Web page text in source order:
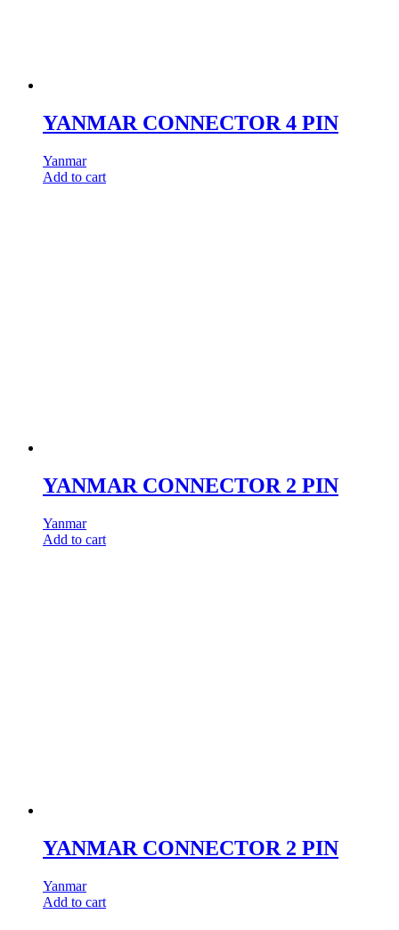
YANMAR CONNECTOR 4 PIN
Yanmar
Add to cart
YANMAR CONNECTOR 2 PIN
Yanmar
Add to cart
YANMAR CONNECTOR 2 PIN
Yanmar
Add to cart